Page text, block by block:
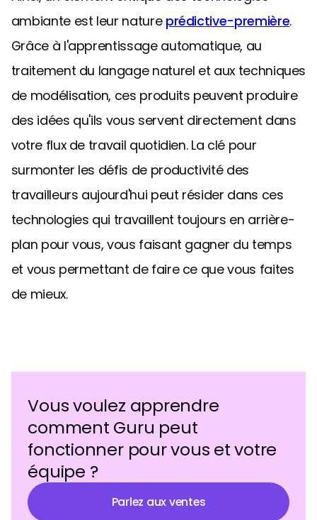
ambiante est leur nature prédictive-première.
Grâce à l'apprentissage automatique, au
traitement du langage naturel et aux techniques
de modélisation, ces produits peuvent produire
des idées qu'ils vous servent directement dans
votre flux de travail quotidien. La clé pour
surmonter les défis de productivité des
travailleurs aujourd'hui peut résider dans ces
technologies qui travaillent toujours en arrière-
plan pour vous, vous faisant gagner du temps
et vous permettant de faire ce que vous faites
de mieux.
Vous voulez apprendre
comment Guru peut
fonctionner pour vous et votre
équipe ?
Parlez aux ventes